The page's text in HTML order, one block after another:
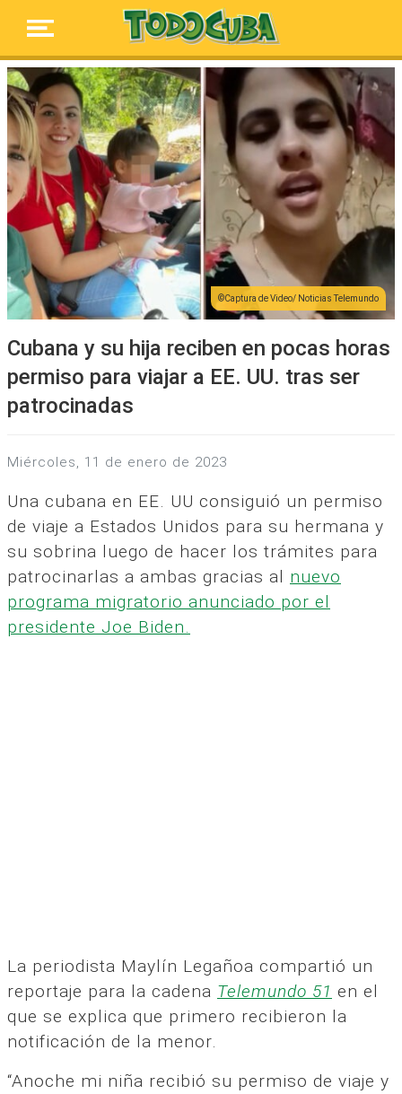
Captura de Video/ Noticias Telemundo
Cubana y su hija reciben en pocas horas
permiso para viajar a EE. UU. tras ser
patrocinadas
miércoles, 11 de enero de 2023
Una cubana en EE. UU consiguió un permiso
de viaje a Estados Unidos para su hermana y
su sobrina luego de hacer los trámites para
patrocinarlas a ambas gracias al nuevo
programa migratorio anunciado por el
presidente Joe Biden.
La periodista Maylín Legañoa compartió un
reportaje para la cadena Telemundo 51 en el
que se explica que primero recibieron la
notificación de la menor.
“Anoche mi niña recibió su permiso de viaje y